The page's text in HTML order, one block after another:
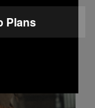
Plans